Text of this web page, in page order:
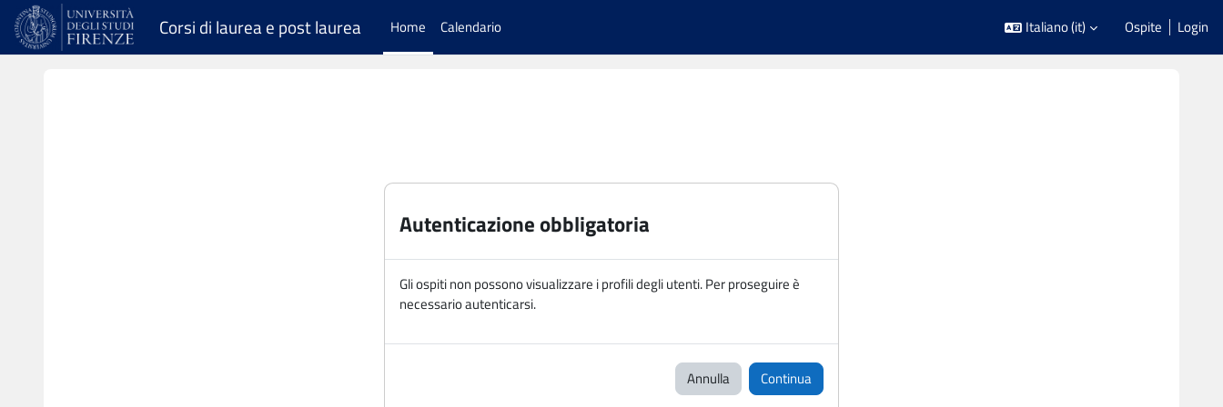
Vai al contenuto principale
Corsi di laurea e post laurea Home Calendario Italiano ‎(it)‎ Ospite Login
Autenticazione obbligatoria
Gli ospiti non possono visualizzare i profili degli utenti. Per proseguire è
necessario autenticarsi.
Annulla Continua